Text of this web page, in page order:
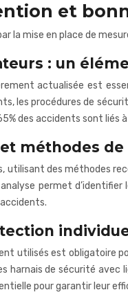
et
la mise en place de
: un
actualisée est
les procédures de
des accidents sont
méthodes
utilisant des méthodes
permet
utilisés est obligatoire
harnais de sécurité
pour garantir leur